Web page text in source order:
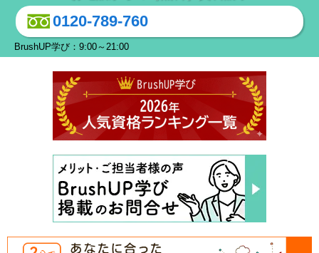
0120-789-760
BrushUP学び：9:00～21:00